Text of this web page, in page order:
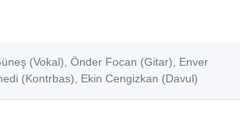
(Vokal), Önder Focan (Gitar), Enver
(Kontrbas), Ekin Cengizkan (Davul)